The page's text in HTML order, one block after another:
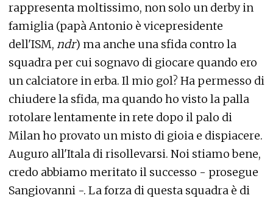
rappresenta moltissimo, non solo un derby in
famiglia (papà Antonio è vicepresidente
dell'ISM, ndr) ma anche una sfida contro la
squadra per cui sognavo di giocare quando ero
un calciatore in erba. Il mio gol? Ha permesso di
chiudere la sfida, ma quando ho visto la palla
rotolare lentamente in rete dopo il palo di
Milan ho provato un misto di gioia e dispiacere.
Auguro all'Itala di risollevarsi. Noi stiamo bene,
credo abbiamo meritato il successo - prosegue
Sangiovanni -. La forza di questa squadra è di